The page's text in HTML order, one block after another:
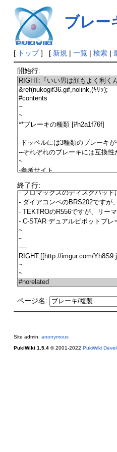
ブレー
[ トップ] [ 新規 | 一覧| 検索|
開始行:
終了行:
ページ名:
Site admin: anonymous
PukiWiki 1.5.4© 2001-2022 PukiWiki